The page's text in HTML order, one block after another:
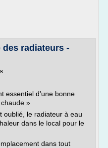
des radiateurs -
essentiel d'une bonne
»
oublié, le radiateur à eau
dans le local pour le
dans tout